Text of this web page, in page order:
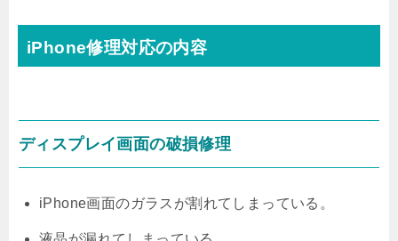
iPhone修理対応の内容
ディスプレイ画面の破損修理
iPhone画面のガラスが割れてしまっている。